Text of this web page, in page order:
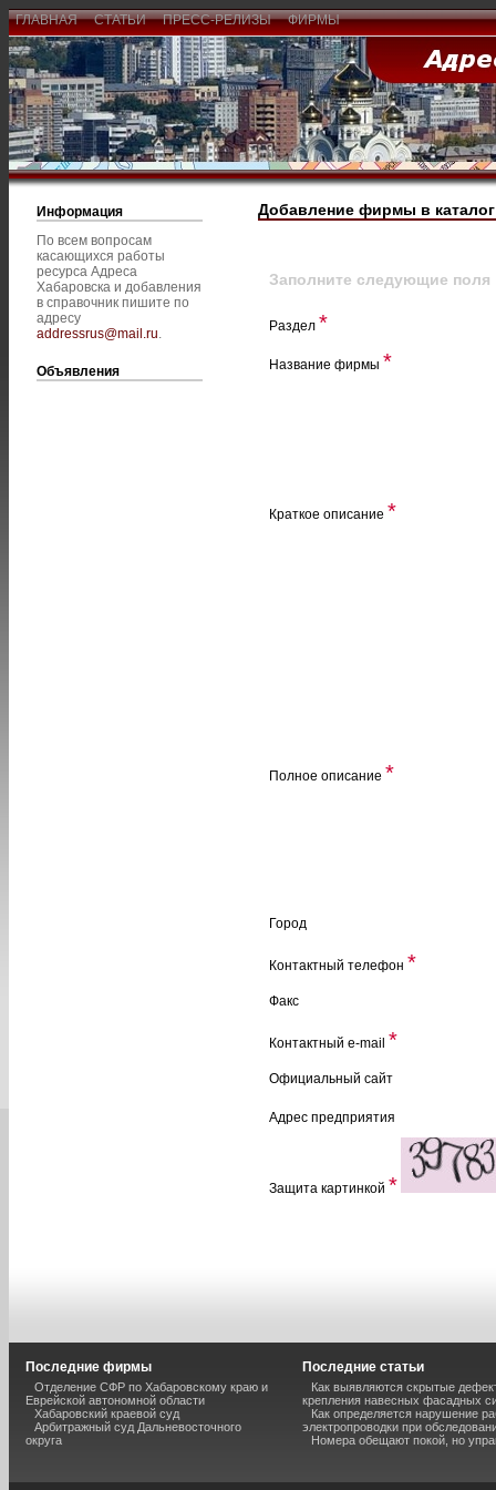
ГЛАВНАЯ СТАТЬИ ПРЕСС-РЕЛИЗЫ ФИРМЫ
Информация
По всем вопросам
касающихся работы
ресурса Адреса
Хабаровска и добавления
в справочник пишите по
адресу
addressrus@mail.ru.
Объявления
Добавление фирмы в каталог
Заполните следующие поля
Раздел *
Название фирмы *
Краткое описание *
Полное описание *
Город
Контактный телефон *
Факс
Контактный e-mail *
Официальный сайт
Адрес предприятия
Защита картинкой *
Последние фирмы
Отделение СФР по Хабаровскому краю и
Еврейской автономной области
Хабаровский краевой суд
Арбитражный суд Дальневосточного
округа
Последние статьи
Как выявляются скрытые
крепления навесных фасадных
Как определяется нарушение
электропроводки при
Номера обещают покой, но